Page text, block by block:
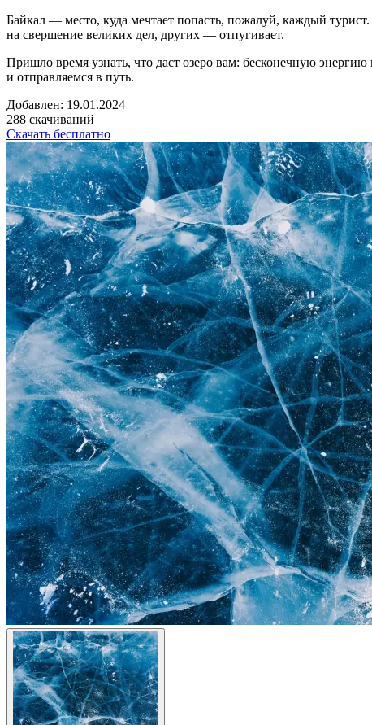
Байкал — место, куда мечтает попасть, пожалуй, каждый
на свершение великих дел, других — отпугивает.
Пришло время узнать, что даст озеро вам: бесконечную
и отправляемся в путь.
Добавлен: 19.01.2024
288 скачиваний
Скачать бесплатно